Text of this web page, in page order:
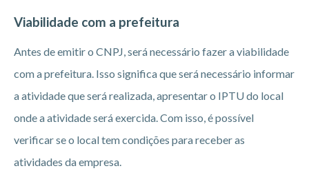
Viabilidade com a prefeitura
Antes de emitir o CNPJ, será necessário fazer a viabilidade
com a prefeitura. Isso significa que será necessário informar
a atividade que será realizada, apresentar o IPTU do local
onde a atividade será exercida. Com isso, é possível
verificar se o local tem condições para receber as
atividades da empresa.